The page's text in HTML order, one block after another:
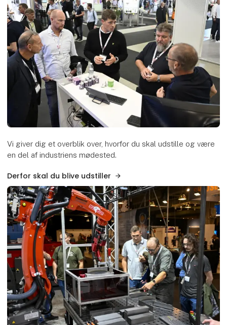
Vi giver dig et overblik over, hvorfor du skal udstille og være
en del af industriens mødested.
Derfor skal du blive udstiller